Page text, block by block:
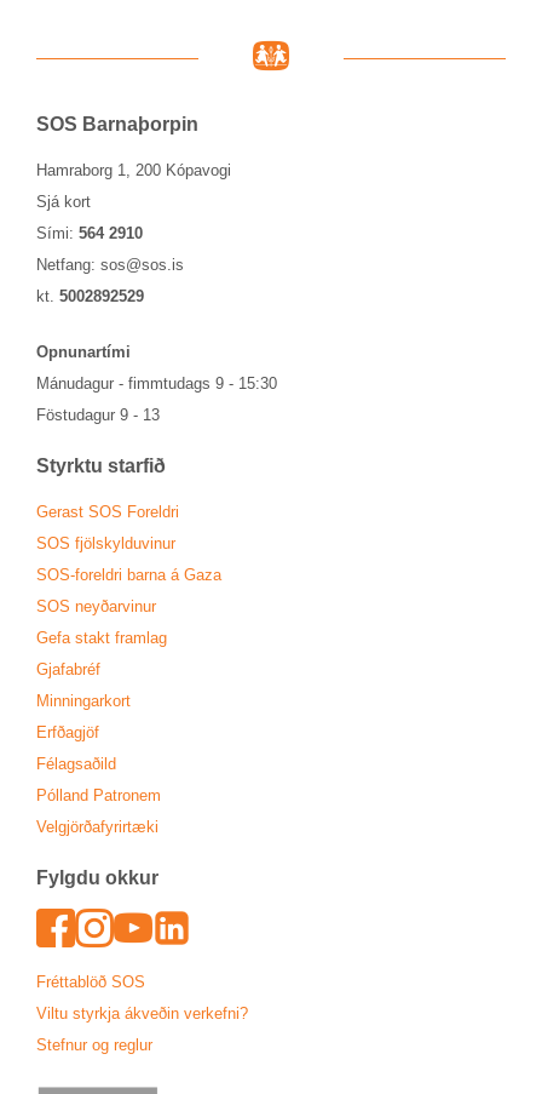
SOS Barna­þorp­in
Hamraborg 1, 200 Kópavogi
Sjá kort
Sími: 564 2910
Netfang: sos@sos.is
kt. 5002892529
Opn­un­ar­tími
Mánu­dag­ur - fimmtu­dags 9 - 15:30
Föstu­dag­ur 9 - 13
Styrktu starf­ið
Ger­ast SOS For­eldri
SOS fjöl­skyldu­vin­ur
SOS-for­eldri barna á Gaza
SOS neyð­ar­vin­ur
Gefa stakt fram­lag
Gjafa­bréf
Minn­ing­ar­kort
Erfða­gjöf
Fé­lags­að­ild
Pól­land Patronem
Vel­gjörða­fyr­ir­tæki
Fylgdu okk­ur
Face­book
In­sta­gram
Youtu­be
Lin­ked­In
Frétta­blöð SOS
Viltu styrkja ákveð­in verk­efni?
Stefn­ur og regl­ur